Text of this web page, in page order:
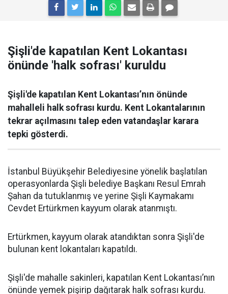
Şişli'de kapatılan Kent Lokantası
önünde 'halk sofrası' kuruldu
Şişli'de kapatılan Kent Lokantası’nın önünde
mahalleli halk sofrası kurdu. Kent Lokantalarının
tekrar açılmasını talep eden vatandaşlar karara
tepki gösterdi.
İstanbul Büyükşehir Belediyesine yönelik başlatılan
operasyonlarda Şişli belediye Başkanı Resul Emrah
Şahan da tutuklanmış ve yerine Şişli Kaymakamı
Cevdet Ertürkmen kayyum olarak atanmıştı.
Ertürkmen, kayyum olarak atandıktan sonra Şişli'de
bulunan kent lokantaları kapatıldı.
Şişli'de mahalle sakinleri, kapatılan Kent Lokantası’nın
önünde yemek pişirip dağıtarak halk sofrası kurdu.